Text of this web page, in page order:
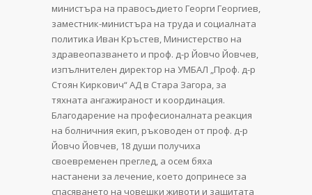
министъра на правосъдието Георги Георгиев,
заместник-министъра на труда и социалната
политика Иван Кръстев, Министерство на
здравеопазването и проф. д-р Йовчо Йовчев,
изпълнителен директор на УМБАЛ „Проф. д-р
Стоян Киркович“ АД в Стара Загора, за
тяхната ангажираност и координация.
Благодарение на професионалната реакция
на болничния екип, ръководен от проф. д-р
Йовчо Йовчев, 18 души получиха
своевременен преглед, а осем бяха
настанени за лечение, което допринесе за
спасяването на човешки животи и защитата